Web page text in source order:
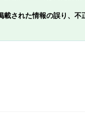
載された情報の誤り、